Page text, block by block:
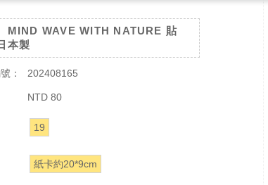
WAVE WITH NATURE 貼
本製
： 202408165
NTD 80
19
紙卡約20*9cm